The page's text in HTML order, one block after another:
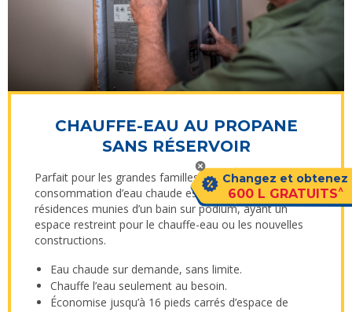
CHAUFFE-EAU AU PROPANE
SANS RÉSERVOIR
Parfait pour les grandes familles dont la
consommation d’eau chaude est plus élevée, les
résidences munies d’un bain sur podium, ayant un
espace restreint pour le chauffe-eau ou les nouvelles
constructions.
Eau chaude sur demande, sans limite.
Chauffe l’eau seulement au besoin.
Économise jusqu’à 16 pieds carrés d’espace de
Changez et obtenez
600 L GRATUITS^